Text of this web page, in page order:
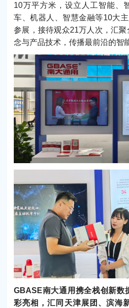
10万平方米，设立人工智能、
车、机器人、智慧金融等10大
参展，接待观众21万人次，汇
念与产品技术，传播最前沿的智
GBASE南大通用携全栈创新数
彩亮相，汇同天津展团、滨海